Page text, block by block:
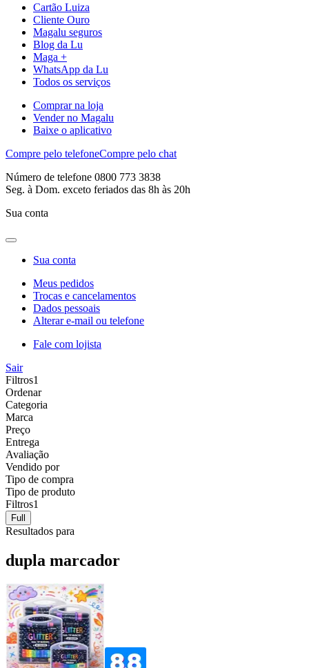
Cartão Luiza
Cliente Ouro
Magalu seguros
Blog da Lu
Maga +
WhatsApp da Lu
Todos os serviços
Comprar na loja
Vender no Magalu
Baixe o aplicativo
Compre pelo telefoneCompre pelo chat
Número de telefone 0800 773 3838
Seg. à Dom. exceto feriados das 8h às 20h
Sua conta
Sua conta
Meus pedidos
Trocas e cancelamentos
Dados pessoais
Alterar e-mail ou telefone
Fale com lojista
Sair
Filtros1
Ordenar
Categoria
Marca
Preço
Entrega
Avaliação
Vendido por
Tipo de compra
Tipo de produto
Filtros1
Full
Resultados para
dupla marcador